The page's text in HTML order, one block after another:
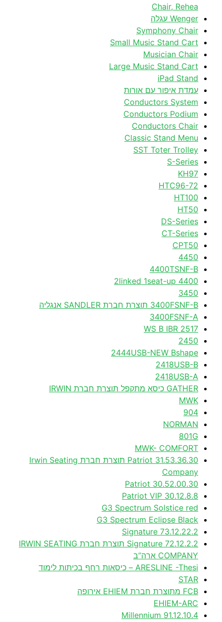
Chair, Rehea
Wenger עגלה
Symphony Chair
Small Music Stand Cart
Musician Chair
Large Music Stand Cart
iPad Stand
עמדת איפור עם אורות
Conductors System
Conductors Podium
Conductors Chair
Classic Stand Menu
SST Toter Trolley
S-Series
KH97
HTC96-72
HT100
HT50
DS-Series
CT-Series
CPT50
4450
4400TSNF-B
4400 2linked 1seat-up
3450
3400FSNF-B תוצרת חברת SANDLER אנגליה
3400FSNF-A
2517 WS B IBR
2450
2444USB-NEW Bshape
2418USB-B
2418USB-A
GATHER כיסא מתקפל תוצרת חברת IRWIN
MWK
904
NORMAN
801G
MWK- COMFORT
31.53.36.30 Patriot תוצרת חברת Irwin Seating
Company
30.52.00.30 Patriot
30.12.8.8 Patriot VIP
G3 Spectrum Solstice red
G3 Spectrum Eclipse Black
73.12.22.2 Signature
72.12.2.2 Signature תוצרת חברת IRWIN SEATING
COMPANY ארה”ב
ARESLINE -Thesi – כיסאות רחף בכיתות לימוד
STAR
FCB מתוצרת חברת EHIEM אירופה
EHIEM-ARC
91.12.10.4 Millennium